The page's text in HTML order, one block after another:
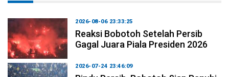
2026-08-06 23:33:25
Reaksi Bobotoh Setelah Persib
Gagal Juara Piala Presiden 2026
2026-07-24 23:46:09